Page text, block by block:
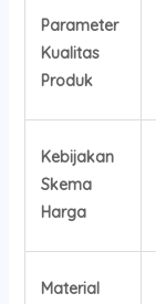
Parameter
Kualitas
Produk
Kebijakan
Skema
Harga
Material